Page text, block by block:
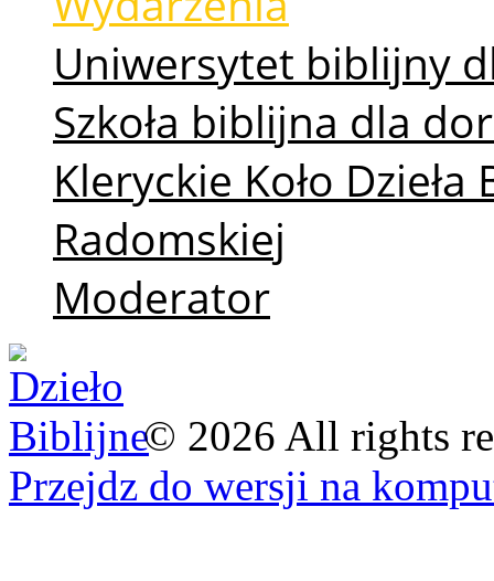
Uniwersytet biblijny
Szkoła biblijna dla
Kleryckie Koło
Radomskiej
Moderator
© 2026 All rights
Przejdz do wersji na